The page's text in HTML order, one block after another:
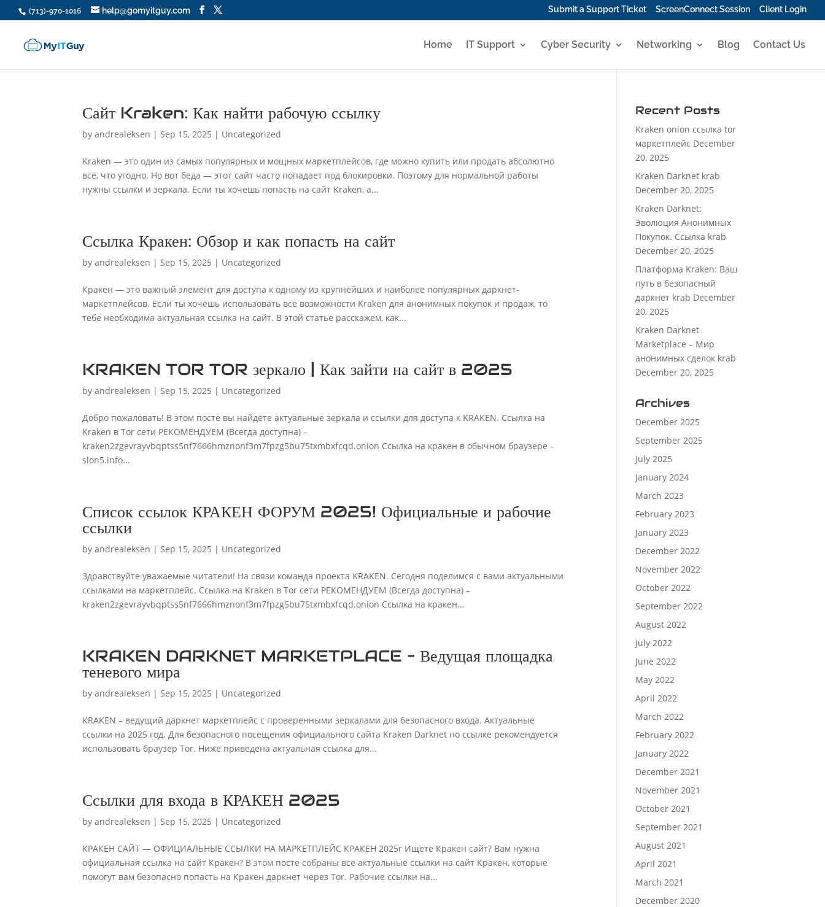
(713)-970-1016 help@gomyitguy.com Submit a Support Ticket ScreenConnect Session Client Login
Home IT Support Cyber Security Networking Blog Contact Us
Сайт Kraken: Как найти рабочую ссылку
byandrealeksen |Sep 15, 2025 | Uncategorized
Kraken — это один из самых популярных и мощных маркетплейсов, где можно купить или продать абсолютно
всё, что угодно. Но вот беда — этот сайт часто попадает под блокировки. Поэтому для нормальной работы
нужны ссылки и зеркала. Если ты хочешь попасть на сайт Kraken, а...
Ссылка Кракен: Обзор и как попасть на сайт
byandrealeksen |Sep 15, 2025 | Uncategorized
Кракен — это важный элемент для доступа к одному из крупнейших и наиболее популярных даркнет-
маркетплейсов. Если ты хочешь использовать все возможности Kraken для анонимных покупок и продаж, то
тебе необходима актуальная ссылка на сайт. В этой статье расскажем, как...
KRAKEN TOR TOR зеркало | Как зайти на сайт в 2025
byandrealeksen |Sep 15, 2025 | Uncategorized
Добро пожаловать! В этом посте вы найдёте актуальные зеркала и ссылки для доступа к KRAKEN. Ссылка на
Kraken в Tor сети РЕКОМЕНДУЕМ (Всегда доступна) –
kraken2zgevrayvbqptss5nf7666hmznonf3m7fpzg5bu75txmbxfcqd.onion Ссылка на кракен в обычном браузере –
slon5.info...
Список ссылок КРАКЕН ФОРУМ 2025! Официальные и рабочие
ссылки
byandrealeksen |Sep 15, 2025 | Uncategorized
Здравствуйте уважаемые читатели! На связи команда проекта KRAKEN. Сегодня поделимся с вами актуальными
ссылками на маркетплейс. Ссылка на Kraken в Tor сети РЕКОМЕНДУЕМ (Всегда доступна) –
kraken2zgevrayvbqptss5nf7666hmznonf3m7fpzg5bu75txmbxfcqd.onion Ссылка на кракен...
KRAKEN DARKNET MARKETPLACE – Ведущая площадка
теневого мира
byandrealeksen |Sep 15, 2025 | Uncategorized
KRAKEN – ведущий даркнет маркетплейс с проверенными зеркалами для безопасного входа. Актуальные
ссылки на 2025 год. Для безопасного посещения официального сайта Kraken Darknet по ссылке рекомендуется
использовать браузер Tor. Ниже приведена актуальная ссылка для...
Ссылки для входа в КРАКЕН 2025
byandrealeksen |Sep 15, 2025 | Uncategorized
КРАКЕН САЙТ — ОФИЦИАЛЬНЫЕ ССЫЛКИ НА МАРКЕТПЛЕЙС КРАКЕН 2025г Ищете Кракен сайт? Вам нужна
официальная ссылка на сайт Кракен? В этом посте собраны все актуальные ссылки на сайт Кракен, которые
помогут вам безопасно попасть на Кракен даркнет через Tor. Рабочие ссылки на...
Recent Posts
Kraken onion ссылка tor
маркетплейс December
20, 2025
Kraken Darknet krab
December 20, 2025
Kraken Darknet:
Эволюция Анонимных
Покупок. Ссылка krab
December 20, 2025
Платформа Kraken: Ваш
путь в безопасный
даркнет krab December
20, 2025
Kraken Darknet
Marketplace – Мир
анонимных сделок krab
December 20, 2025
Archives
December 2025
September 2025
July 2025
January 2024
March 2023
February 2023
January 2023
December 2022
November 2022
October 2022
September 2022
August 2022
July 2022
June 2022
May 2022
April 2022
March 2022
February 2022
January 2022
December 2021
November 2021
October 2021
September 2021
August 2021
April 2021
March 2021
December 2020